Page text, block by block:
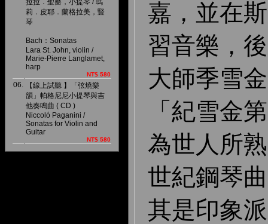
拉拉．聖薔，小提琴 / 瑪
莉．皮耶．蘭格拉美，豎
琴
Bach：Sonatas
Lara St. John, violin /
Marie-Pierre Langlamet,
harp
NT$ 580
06.
【線上試聽 】「弦燒樂
韻」帕格尼尼小提琴與吉
他奏鳴曲 ( CD )
Niccoló Paganini /
Sonatas for Violin and
Guitar
NT$ 580
嘉，並在
習音樂，
大師季雪
「紀雪金
為世人所
世紀鋼琴
其是印象